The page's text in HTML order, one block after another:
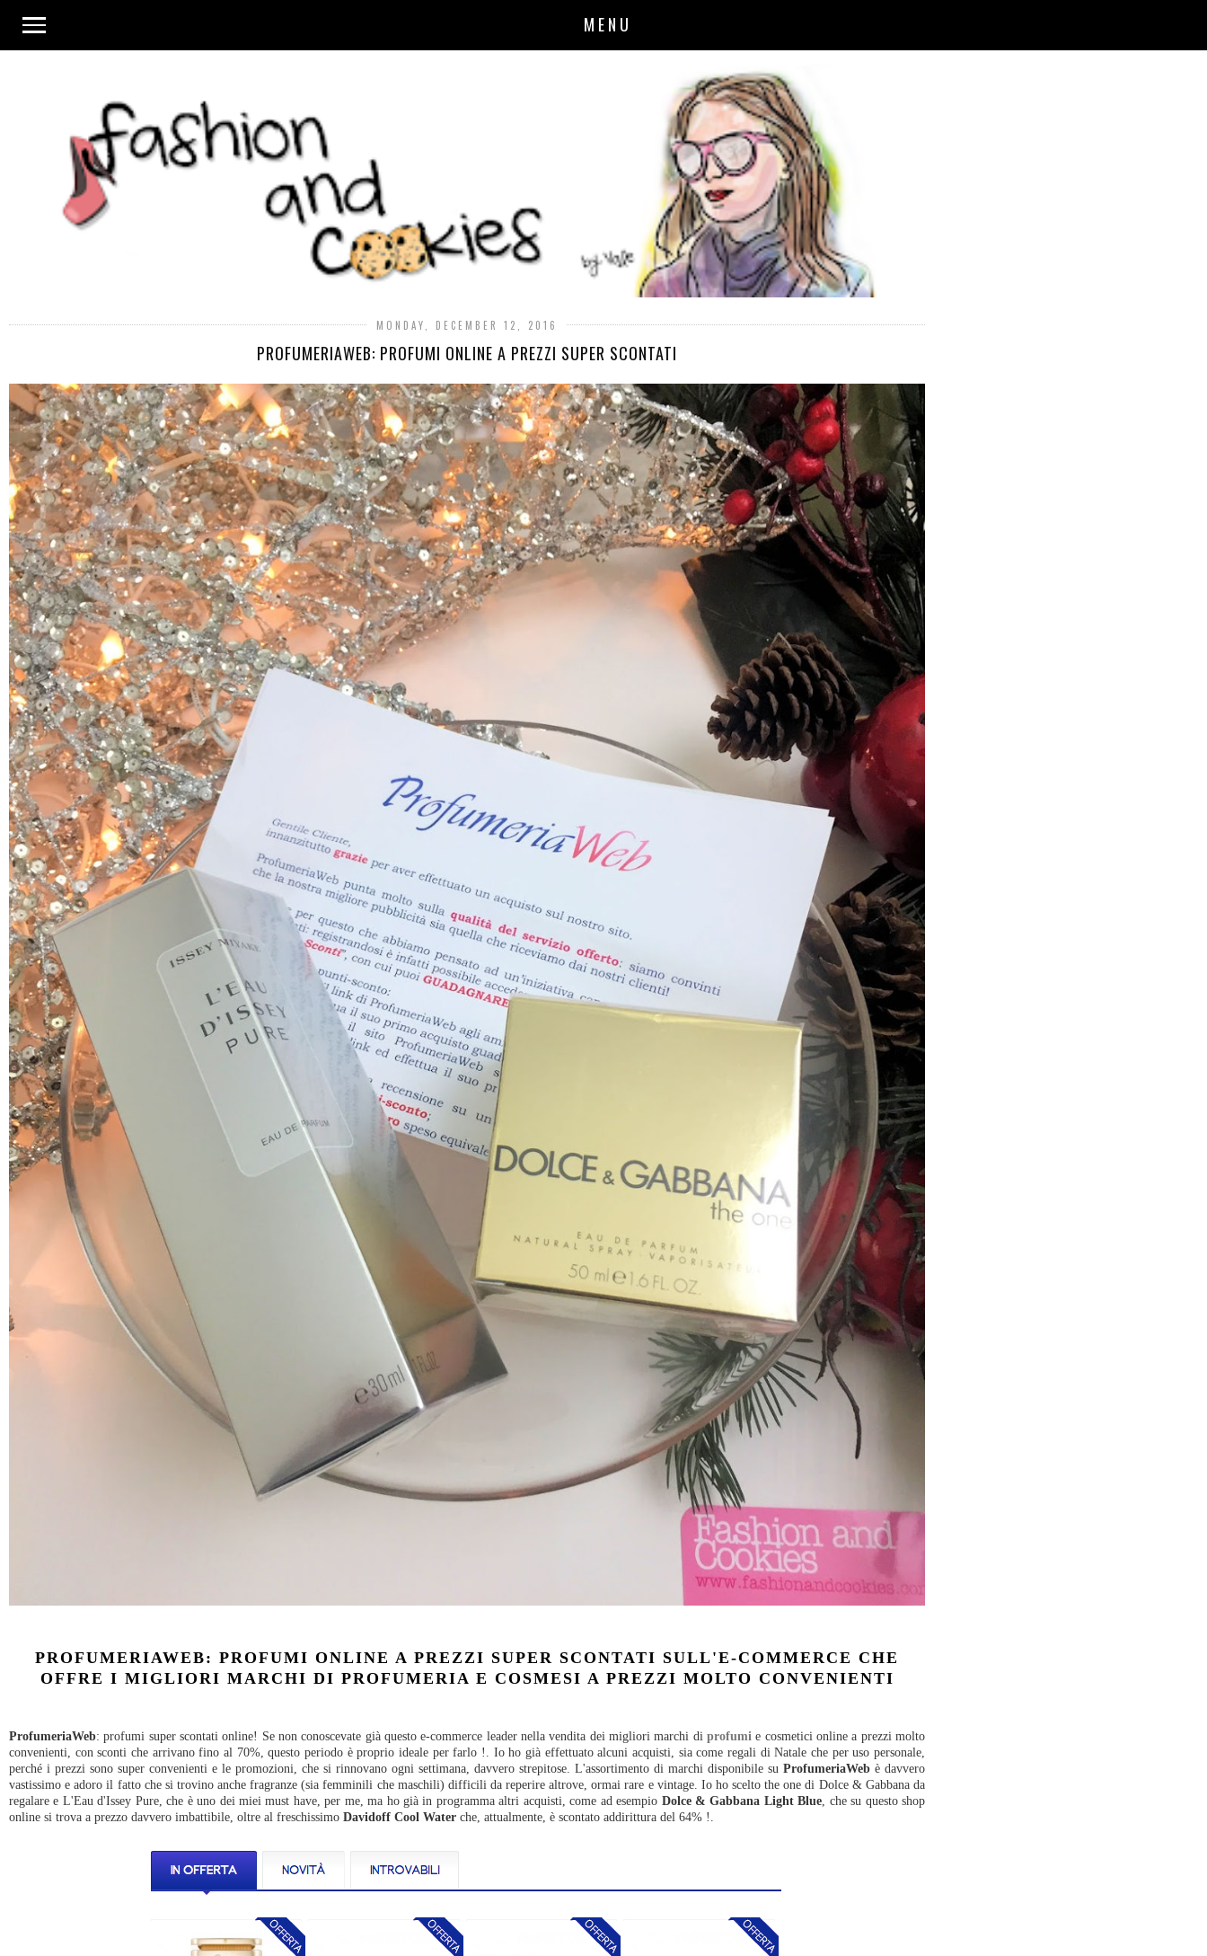
MENU
MONDAY, DECEMBER 12, 2016
PROFUMERIAWEB: PROFUMI ONLINE A PREZZI SUPER SCONTATI
PROFUMERIAWEB: PROFUMI ONLINE A PREZZI SUPER SCONTATI SULL'E-COMMERCE CHE
OFFRE I MIGLIORI MARCHI DI PROFUMERIA E COSMESI A PREZZI MOLTO CONVENIENTI
ProfumeriaWeb: profumi super scontati online! Se non conoscevate già questo e-commerce leader nella vendita dei migliori marchi di profumi e cosmetici online a prezzi molto
convenienti, con sconti che arrivano fino al 70%, questo periodo è proprio ideale per farlo !. Io ho già effettuato alcuni acquisti, sia come regali di Natale che per uso personale,
perché i prezzi sono super convenienti e le promozioni, che si rinnovano ogni settimana, davvero strepitose. L'assortimento di marchi disponibile su ProfumeriaWeb è davvero
vastissimo e adoro il fatto che si trovino anche fragranze (sia femminili che maschili) difficili da reperire altrove, ormai rare e vintage. Io ho scelto the one di Dolce & Gabbana da
regalare e L'Eau d'Issey Pure, che è uno dei miei must have, per me, ma ho già in programma altri acquisti, come ad esempio Dolce & Gabbana Light Blue , che su questo shop
online si trova a prezzo davvero imbattibile, oltre al freschissimo Davidoff Cool Water che, attualmente, è scontato addirittura del 64% !.